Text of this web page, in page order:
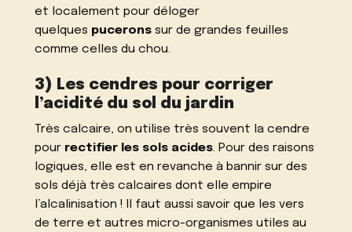
et localement pour déloger
quelques pucerons sur de grandes feuilles
comme celles du chou.
3) Les cendres pour corriger
l’acidité du sol du jardin
Très calcaire, on utilise très souvent la cendre
pour rectifier les sols acides. Pour des raisons
logiques, elle est en revanche à bannir sur des
sols déjà très calcaires dont elle empire
l’alcalinisation ! Il faut aussi savoir que les vers
de terre et autres micro-organismes utiles au